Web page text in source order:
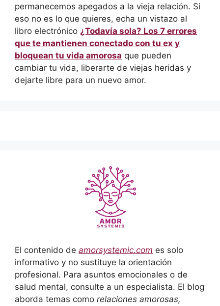
permanecemos apegados a la vieja relación. Si
eso no es lo que quieres, echa un vistazo al
libro electrónico ¿Todavía sola? Los 7 errores
que te mantienen conectado con tu ex y
bloquean tu vida amorosa que pueden
cambiar tu vida, liberarte de viejas heridas y
dejarte libre para un nuevo amor.
El contenido de amorsystemic.com es solo
informativo y no sustituye la orientación
profesional. Para asuntos emocionales o de
salud mental, consulte a un especialista. El blog
aborda temas como relaciones amorosas,